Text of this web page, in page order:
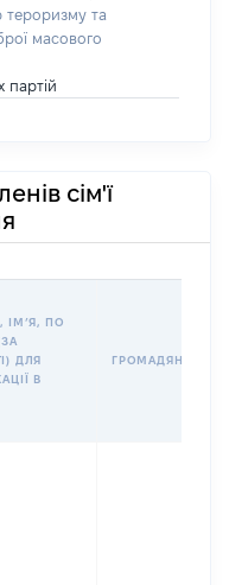
та
масового
партій
сім'ї
ІМʼЯ, ПО
ДЛЯ
В
ГРОМАДЯНСТВО